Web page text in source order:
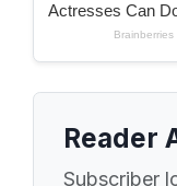
Reader
Subscriber